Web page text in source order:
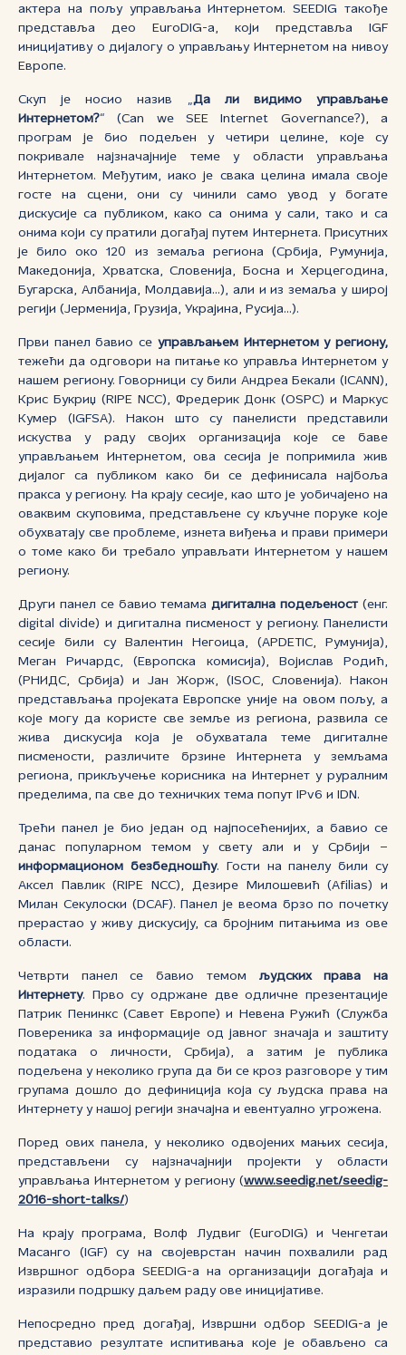
актера на пољу управљања Интернетом. SEEDIG такође
представља део EuroDIG-а, који представља IGF
иницијативу о дијалогу о управљању Интернетом на нивоу
Европе.
Скуп је носио назив „Да ли видимо управљање
Интернетом?“ (Can we SEE Internet Governance?), а
програм је био подељен у четири целине, које су
покривале најзначајније теме у области управљања
Интернетом. Међутим, иако је свака целина имала своје
госте на сцени, они су чинили само увод у богате
дискусије са публиком, како са онима у сали, тако и са
онима који су пратили догађај путем Интернета. Присутних
је било око 120 из земаља региона (Србија, Румунија,
Македонија, Хрватска, Словенија, Босна и Херцегодина,
Бугарска, Албанија, Молдавија...), али и из земаља у широј
регији (Јерменија, Грузија, Украјина, Русија...).
Први панел бавио се управљањем Интернетом у региону,
тежећи да одговори на питање ко управља Интернетом у
нашем региону. Говорници су били Андреа Бекали (ICANN),
Крис Букриџ (RIPE NCC), Фредерик Донк (OSPC) и Маркус
Кумер (IGFSA). Након што су панелисти представили
искуства у раду својих организација које се баве
управљањем Интернетом, ова сесија је попримила жив
дијалог са публиком како би се дефинисала најбоља
пракса у региону. На крају сесије, као што је уобичајено на
оваквим скуповима, представљене су кључне поруке које
обухватају све проблеме, изнета виђења и прави примери
о томе како би требало управљати Интернетом у нашем
региону.
Други панел се бавио темамадигитална подељеност(енг.
digital divide) и дигитална писменост у региону. Панелисти
сесије били су Валентин Негоица, (APDETIC, Румунија),
Меган Ричардс, (Европска комисија), Војислав Родић,
(РНИДС, Србија) и Јан Жорж, (ISOC, Словенија). Након
представљања пројеката Европске уније на овом пољу, а
које могу да користе све земље из региона, развила се
жива дискусија која је обухватала теме дигиталне
писмености, различите брзине Интернета у земљама
региона, прикључење корисника на Интернет у руралним
пределима, па све до техничких тема попут IPv6 и IDN.
Трећи панел је био један од најпосећенијих, а бавио се
данас популарном темом у свету али и у Србији –
информационом безбедношћу. Гости на панелу били су
Аксел Павлик (RIPE NCC), Дезире Милошевић (Afilias) и
Милан Секулоски (DCAF). Панел је веома брзо по почетку
прерастао у живу дискусију, са бројним питањима из ове
области.
Четврти панел се бавио темом људских права на
Интернету. Прво су одржане две одличне презентације
Патрик Пенинкс (Савет Европе) и Невена Ружић (Служба
Повереника за информације од јавног значаја и заштиту
података о личности, Србија), а затим је публика
подељена у неколико група да би се кроз разговоре у тим
групама дошло до дефиниција која су људска права на
Интернету у нашој регији значајна и евентуално угрожена.
Поред ових панела, у неколико одвојених мањих сесија,
представљени су најзначајнији пројекти у области
управљања Интернетом у региону (www.seedig.net/seedig-
2016-short-talks/)
На крају програма, Волф Лудвиг (EuroDIG) и Ченгетаи
Масанго (IGF) су на својеврстан начин похвалили рад
Извршног одбора SEEDIG-а на организацији догађаја и
изразили подршку даљем раду ове иницијативе.
Непосредно пред догађај, Извршни одбор SEEDIG-а је
представио резултате испитивања које је обављено са